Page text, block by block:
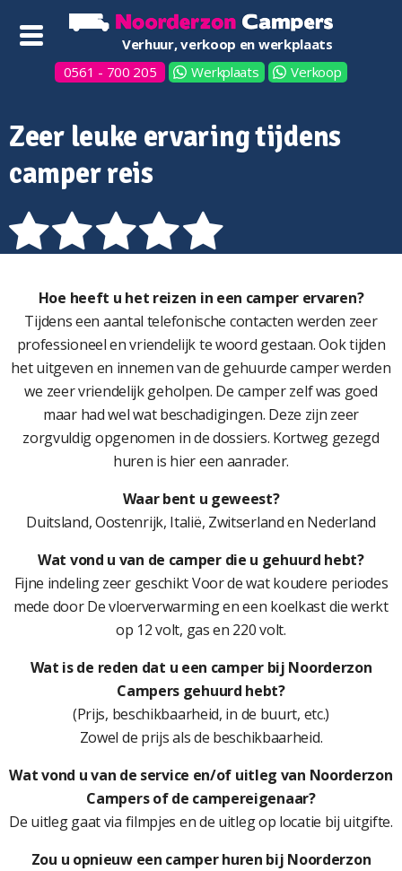
Verhuur, verkoop en werkplaats
0561 - 700 205
Werkplaats Verkoop
Zeer leuke ervaring tijdens
camper reis
Hoe heeft u het reizen in een camper ervaren?
Tijdens een aantal telefonische contacten werden zeer
professioneel en vriendelijk te woord gestaan. Ook tijden
het uitgeven en innemen van de gehuurde camper werden
we zeer vriendelijk geholpen. De camper zelf was goed
maar had wel wat beschadigingen. Deze zijn zeer
zorgvuldig opgenomen in de dossiers. Kortweg gezegd
huren is hier een aanrader.
Waar bent u geweest?
Duitsland, Oostenrijk, Italië, Zwitserland en Nederland
Wat vond u van de camper die u gehuurd hebt?
Fijne indeling zeer geschikt Voor de wat koudere periodes
mede door De vloerverwarming en een koelkast die werkt
op 12 volt, gas en 220 volt.
Wat is de reden dat u een camper bij Noorderzon
Campers gehuurd hebt?
(Prijs, beschikbaarheid, in de buurt, etc.)
Zowel de prijs als de beschikbaarheid.
Wat vond u van de service en/of uitleg van Noorderzon
Campers of de campereigenaar?
De uitleg gaat via filmpjes en de uitleg op locatie bij uitgifte.
Zou u opnieuw een camper huren bij Noorderzon